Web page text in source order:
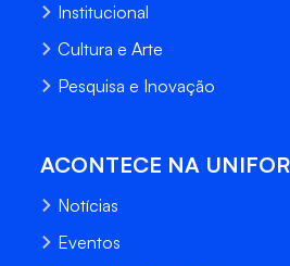
Institucional
Cultura e Arte
Pesquisa e Inovação
ACONTECE NA UNIFOR
Notícias
Eventos